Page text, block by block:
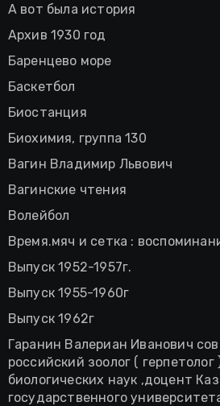
А вот была история
Архив 1930 год
Баренцево море
Баскетбол
Биостанция
Биохимия, группа 130
Вагин Владимир Львович
Вагинские чтения
Волейбол
Время.мяч и сетка :
Выпуск 1952-1957г.
Выпуск 1955-1960г
Выпуск 1962г
Гаранин Валериан Иванович
российский зоолог (
биологических наук ,доцент
государственного